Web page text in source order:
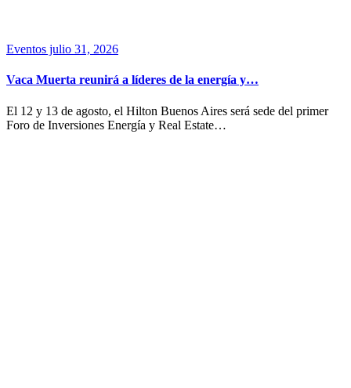
Eventos julio 31, 2026
Vaca Muerta reunirá a líderes de la energía y…
El 12 y 13 de agosto, el Hilton Buenos Aires será sede del primer
Foro de Inversiones Energía y Real Estate…